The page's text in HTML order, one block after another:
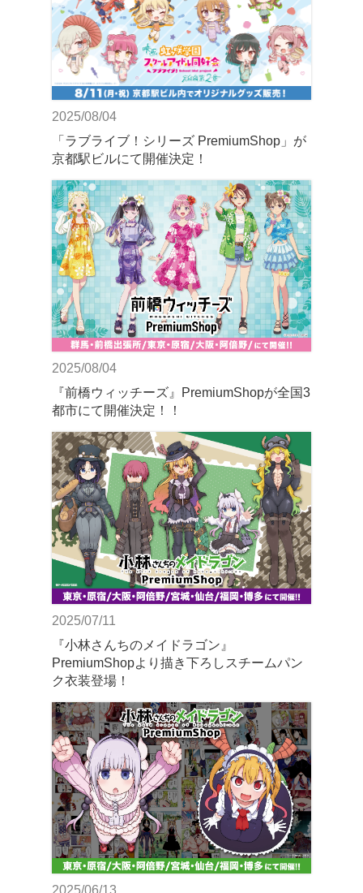
2025/08/04
「ラブライブ！シリーズ PremiumShop」が
京都駅ビルにて開催決定！
2025/08/04
『前橋ウィッチーズ』PremiumShopが全国3
都市にて開催決定！！
2025/07/11
『小林さんちのメイドラゴン』
PremiumShopより描き下ろしスチームパン
ク衣装登場！
2025/06/13